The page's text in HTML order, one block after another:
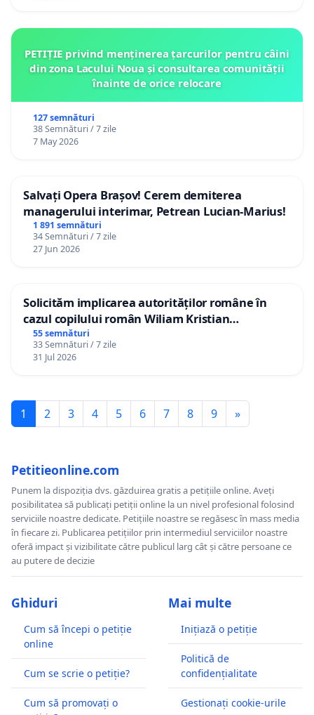
PETIȚIE privind menținerea țarcurilor pentru câini
din zona Lacului Noua și consultarea comunității
înainte de orice relocare
127 semnături
38 Semnături / 7 zile
7 May 2026
Salvați Opera Brașov! Cerem demiterea
managerului interimar, Petrean Lucian-Marius!
1 891 semnături
34 Semnături / 7 zile
27 Jun 2026
Solicităm implicarea autorităților române în
cazul copilului român Wiliam Kristian
Gheorghe, aflat în plasament în Danemarca de
12 ani
55 semnături
33 Semnături / 7 zile
31 Jul 2026
1 2 3 4 5 6 7 8 9 »
Petitieonline.com
Punem la dispoziția dvs. găzduirea gratis a petițiile online. Aveți
posibilitatea să publicați petiții online la un nivel profesional folosind
serviciile noastre dedicate. Petițiile noastre se regăsesc în mass media
în fiecare zi. Publicarea petițiilor prin intermediul serviciilor noastre
oferă impact și vizibilitate către publicul larg cât și către persoane ce
au putere de decizie
Ghiduri
Cum să începi o petiție
online
Cum se scrie o petiție?
Cum să promovați o
Mai multe
Inițiază o petiție
Politică de
confidențialitate
Gestionați cookie-urile